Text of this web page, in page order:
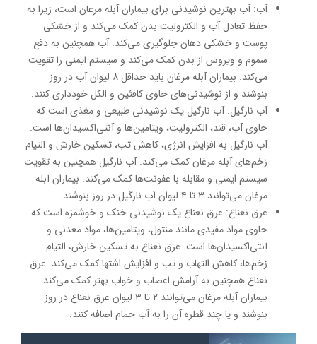
آب: آب بهترین نوشیدنی برای بیماران آبله مرغان است، زیرا به
حفظ تعادل آب و الکترولیت بدن کمک می‌کند و از خشکی
پوست و خشکی دهان جلوگیری می‌کند. آب همچنین به دفع
سموم و ویروس از بدن کمک می‌کند و سیستم ایمنی را تقویت
می‌کند. بیماران آبله مرغان باید حداقل ۸ لیوان آب در روز
بنوشند و از نوشیدنی‌های حاوی کافئین و الکل خودداری کنند.
آب نارگیل: آب نارگیل یک نوشیدنی طبیعی و مغذی است که
حاوی آب، قند، الکترولیت، ویتامین‌ها و آنتی‌اکسیدان‌ها است.
آب نارگیل به افزایش انرژی، کاهش تب، تسکین خارش و التیام
زخم‌های آبله مرغان کمک می‌کند. آب نارگیل همچنین به تقویت
سیستم ایمنی و مقابله با عفونت‌ها کمک می‌کند. بیماران آبله
مرغان می‌توانند ۳ تا ۴ لیوان آب نارگیل در روز بنوشند.
عرق نعناع: عرق نعناع یک نوشیدنی خنک و خوشمزه است که
حاوی مواد مفیدی مانند منتول، ویتامین‌ها، مواد معدنی و
آنتی‌اکسیدان‌ها است. عرق نعناع به تسکین خارش، التیام
زخم‌ها، کاهش التهاب و تب و افزایش اشتها کمک می‌کند. عرق
نعناع همچنین به آرامش اعصاب و خواب بهتر کمک می‌کند.
بیماران آبله مرغان می‌توانند ۲ تا ۳ لیوان عرق نعناع در روز
بنوشند و یا چند قطره آن را به آب حمام اضافه کنند.